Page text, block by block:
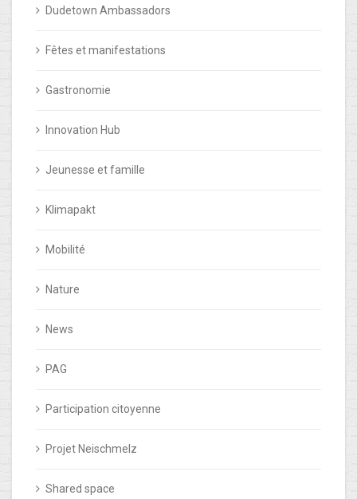
Dudetown Ambassadors
Fêtes et manifestations
Gastronomie
Innovation Hub
Jeunesse et famille
Klimapakt
Mobilité
Nature
News
PAG
Participation citoyenne
Projet Neischmelz
Shared space